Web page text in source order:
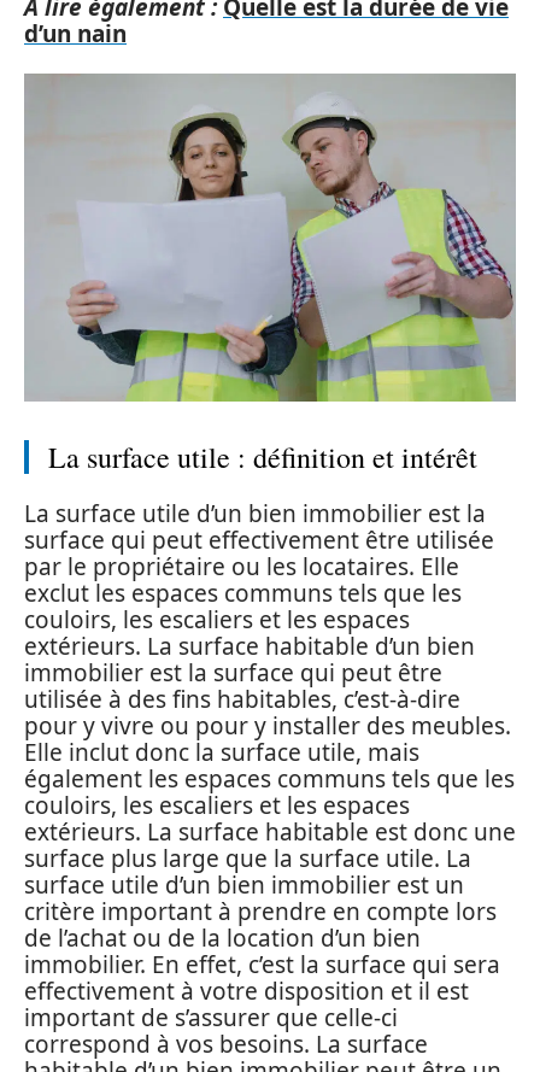
A lire également : Quelle est la durée de vie
d’un nain
La surface utile : définition et intérêt
La surface utile d’un bien immobilier est la
surface qui peut effectivement être utilisée
par le propriétaire ou les locataires. Elle
exclut les espaces communs tels que les
couloirs, les escaliers et les espaces
extérieurs. La surface habitable d’un bien
immobilier est la surface qui peut être
utilisée à des fins habitables, c’est-à-dire
pour y vivre ou pour y installer des meubles.
Elle inclut donc la surface utile, mais
également les espaces communs tels que les
couloirs, les escaliers et les espaces
extérieurs. La surface habitable est donc une
surface plus large que la surface utile. La
surface utile d’un bien immobilier est un
critère important à prendre en compte lors
de l’achat ou de la location d’un bien
immobilier. En effet, c’est la surface qui sera
effectivement à votre disposition et il est
important de s’assurer que celle-ci
correspond à vos besoins. La surface